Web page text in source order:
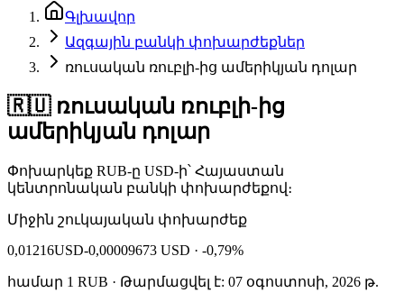
Գլխավոր
Ազգային բանկի փոխարժեքներ
ռուսական ռուբլի‑ից ամերիկյան դոլար
🇷🇺 ռուսական ռուբլի‑ից
ամերիկյան դոլար
Փոխարկեք RUB‑ը USD‑ի՝ Հայաստան
կենտրոնական բանկի փոխարժեքով։
Միջին շուկայական փոխարժեք
0,01216USD-0,00009673 USD · -0,79%
համար 1 RUB · Թարմացվել է: 07 օգոստոսի, 2026 թ.